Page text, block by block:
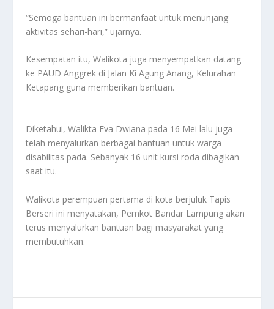
“Semoga bantuan ini bermanfaat untuk menunjang
aktivitas sehari-hari,” ujarnya.
Kesempatan itu, Walikota juga menyempatkan datang
ke PAUD Anggrek di Jalan Ki Agung Anang, Kelurahan
Ketapang guna memberikan bantuan.
Diketahui, Walikta Eva Dwiana pada 16 Mei lalu juga
telah menyalurkan berbagai bantuan untuk warga
disabilitas pada. Sebanyak 16 unit kursi roda dibagikan
saat itu.
Walikota perempuan pertama di kota berjuluk Tapis
Berseri ini menyatakan, Pemkot Bandar Lampung akan
terus menyalurkan bantuan bagi masyarakat yang
membutuhkan.